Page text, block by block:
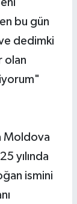
bu gün
dedimki
olan
Moldova
yılında
ismini